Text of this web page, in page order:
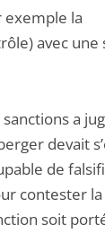
la
avec une
a
devait
de
contester la
soit